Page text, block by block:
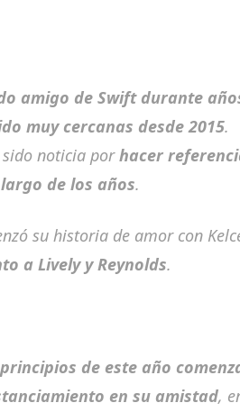
amigo de Swift durante
muy cercanas desde 2015.
noticia porhacer
de los años.
su historia de amor con
a Lively y Reynolds.
de este año
en su amistad,